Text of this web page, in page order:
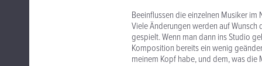
Beeinflussen die einzelnen Musiker
Viele Änderungen werden auf
gespielt. Wenn man dann ins Studio
Komposition bereits ein wenig
meinem Kopf habe, und dem, was die